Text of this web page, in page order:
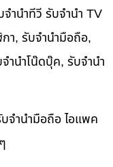
ำนำทีวี รับจำนำ TV
า, รับจำนำมือถือ,
ำนำโน๊ดบุ๊ค, รับจำนำ
จำนำมือถือ ไอแพค